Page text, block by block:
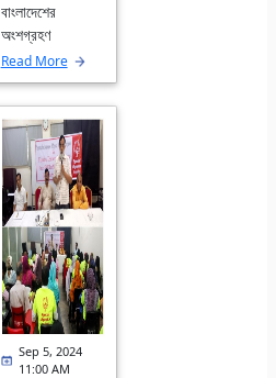
বাংলাদেশের
অংশগ্রহণ
Read More
Sep 5, 2024
11:00 AM